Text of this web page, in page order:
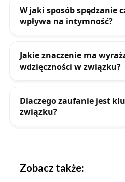
W jaki sposób spędzanie
wpływa na intymność?
Jakie znaczenie ma
wdzięczności w związku?
Dlaczego zaufanie jest
związku?
Zobacz także: